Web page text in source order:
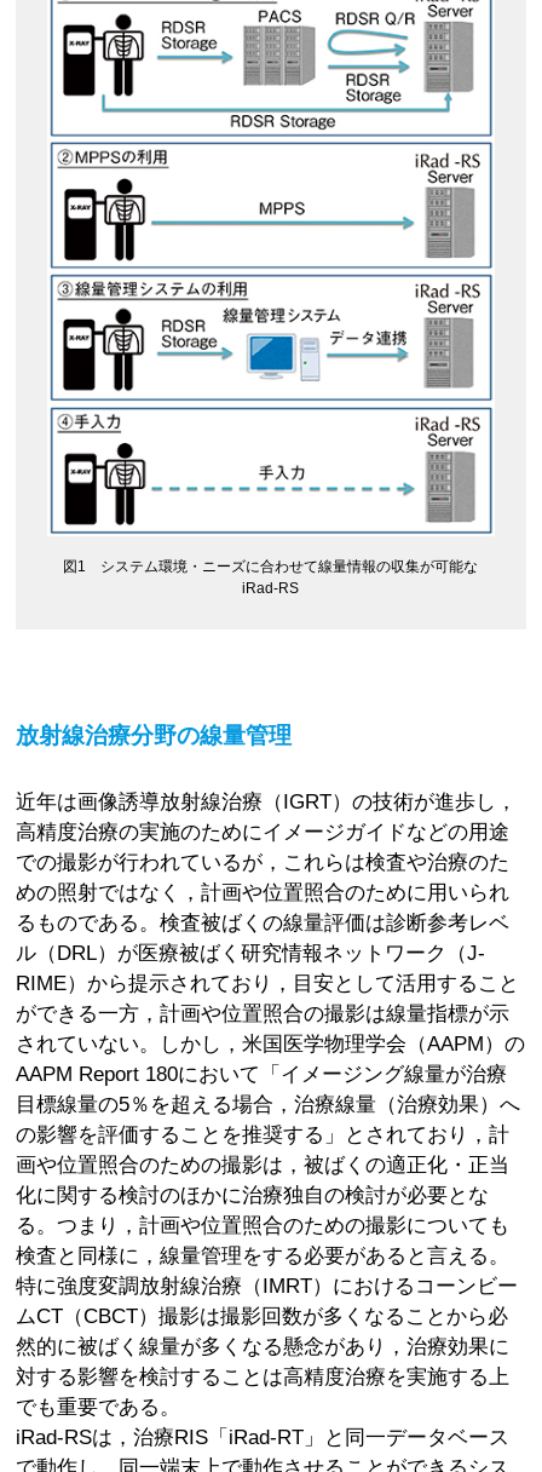
図1 ‌システム環境・ニーズに合わせて線量情報の収集が可能な
iRad-RS
放射線治療分野の線量管理
近年は画像誘導放射線治療（IGRT）の技術が進歩し，
高精度治療の実施のためにイメージガイドなどの用途
での撮影が行われているが，これらは検査や治療のた
めの照射ではなく，計画や位置照合のために用いられ
るものである。検査被ばくの線量評価は診断参考レベ
ル（DRL）が医療被ばく研究情報ネットワーク（J-
RIME）から提示されており，目安として活用すること
ができる一方，計画や位置照合の撮影は線量指標が示
されていない。しかし，米国医学物理学会（AAPM）の
AAPM Report 180において「イメージング線量が治療
目標線量の5％を超える場合，治療線量（治療効果）へ
の影響を評価することを推奨する」とされており，計
画や位置照合のための撮影は，被ばくの適正化・正当
化に関する検討のほかに治療独自の検討が必要とな
る。つまり，計画や位置照合のための撮影についても
検査と同様に，線量管理をする必要があると言える。
特に強度変調放射線治療（IMRT）におけるコーンビー
ムCT（CBCT）撮影は撮影回数が多くなることから必
然的に被ばく線量が多くなる懸念があり，治療効果に
対する影響を検討することは高精度治療を実施する上
でも重要である。
iRad-RSは，治療RIS「iRad-RT」と同一データベース
で動作し，同一端末上で動作させることができるシス